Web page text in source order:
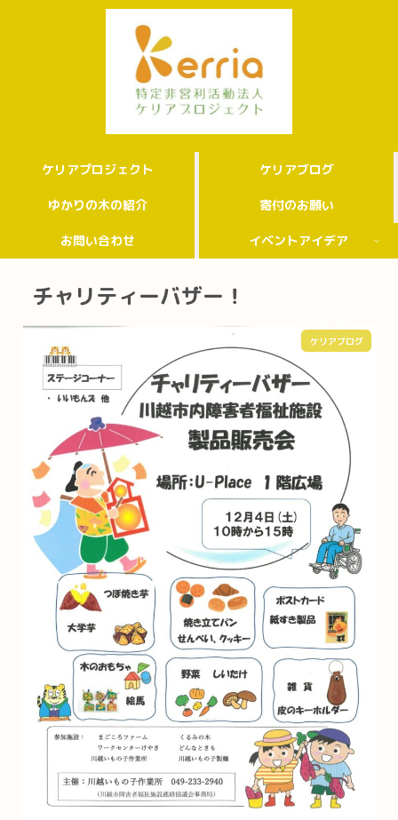
ケリアプロジェクト ケリアブログ
ゆかりの木の紹介 寄付のお願い
お問い合わせ イベントアイデア
チャリティーバザー！
ケリアブログ